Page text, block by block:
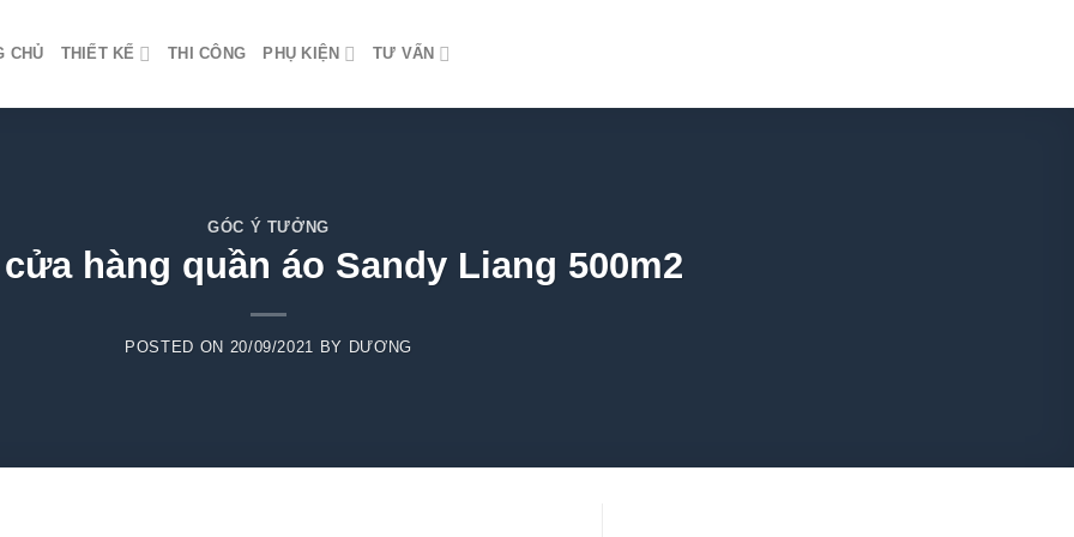
CHỦ THIẾT KẾ THI CÔNG PHỤ KIỆN TƯ VẤN
GÓC Ý TƯỞNG
hàng quần áo Sandy Liang 500m2
POSTED ON 20/09/2021 BY DƯƠNG